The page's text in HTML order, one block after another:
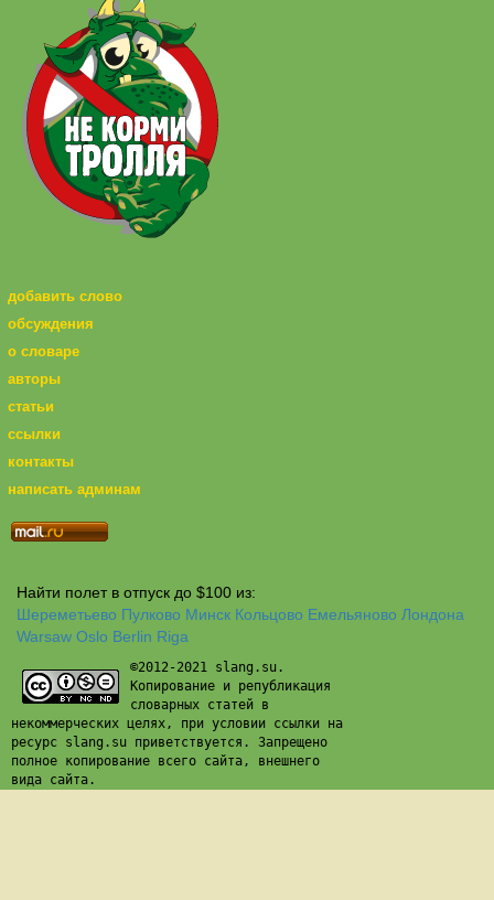
добавить слово
обсуждения
о словаре
авторы
статьи
ссылки
контакты
написать админам
Найти полет в отпуск до $100 из:
Шереметьево Пулково Минск Кольцово Емельяново Лондона
Warsaw Oslo Berlin Riga
©2012-2021 slang.su.
Копирование и републикация
словарных статей в
некоммерческих целях, при условии ссылки на
ресурс slang.su приветствуется. Запрещено
полное копирование всего сайта, внешнего
вида сайта.